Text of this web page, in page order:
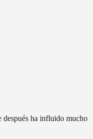
después ha influido mucho